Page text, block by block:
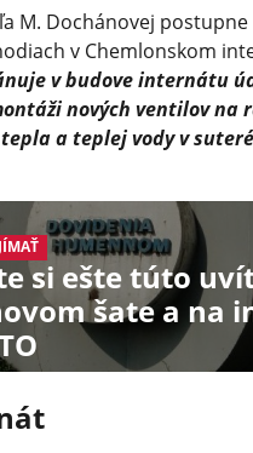
M. Dochánovej
v Chemlonskom
v budove internátu
nových ventilov na
a teplej vody v
si ešte túto
šate a na